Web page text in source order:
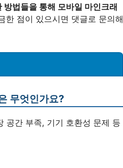
방법들을 통해 모바일 마인크래
한 점이 있으시면 댓글로 문의해
무엇인가요?
공간 부족, 기기 호환성 문제 등